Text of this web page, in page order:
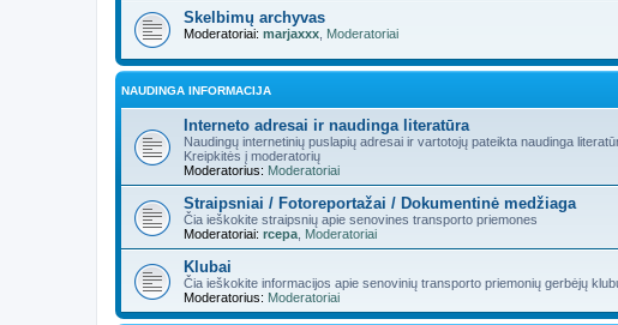
Skelbimų archyvas
Moderatoriai: marjaxxx Moderatoriai
NAUDINGA INFORMACIJA
Interneto adresai ir naudinga literatūra
Naudingų internetinių puslapių adresai ir vartotojų pateikta naudinga
Kreipkitės į moderatorių
Moderatorius: Moderatoriai
Straipsniai / Fotoreportažai / Dokumentinė medžiaga
Čia ieškokite straipsnių apie senovines transporto priemones
Moderatoriai: rcepa Moderatoriai
Klubai
Čia ieškokite informacijos apie senovinių transporto priemonių gerbėjų
Moderatorius: Moderatoriai